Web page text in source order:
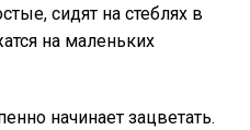
сидят на стеблях в
на маленьких
начинает зацветать.